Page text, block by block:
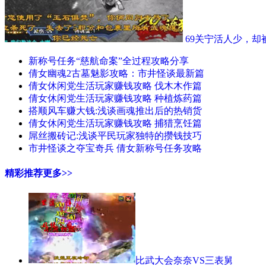
69关宁活人少，却
新称号任务“慈航命案”全过程攻略分享
倩女幽魂2古墓魅影攻略：市井怪谈最新篇
倩女休闲党生活玩家赚钱攻略 伐木木作篇
倩女休闲党生活玩家赚钱攻略 种植炼药篇
搭顺风车赚大钱:浅谈画魂推出后的热销货
倩女休闲党生活玩家赚钱攻略 捕猎烹饪篇
屌丝搬砖记:浅谈平民玩家独特的攒钱技巧
市井怪谈之夺宝奇兵 倩女新称号任务攻略
精彩推荐更多>>
比武大会奈奈VS三表舅